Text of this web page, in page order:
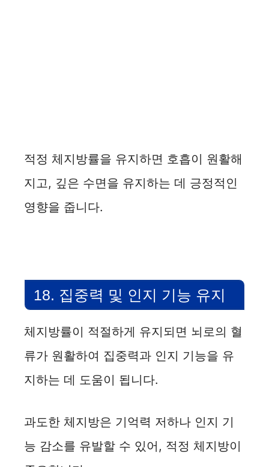
적정 체지방률을 유지하면 호흡이 원활해
지고, 깊은 수면을 유지하는 데 긍정적인
영향을 줍니다.
18. 집중력 및 인지 기능 유지
체지방률이 적절하게 유지되면 뇌로의 혈
류가 원활하여 집중력과 인지 기능을 유
지하는 데 도움이 됩니다.
과도한 체지방은 기억력 저하나 인지 기
능 감소를 유발할 수 있어, 적정 체지방이